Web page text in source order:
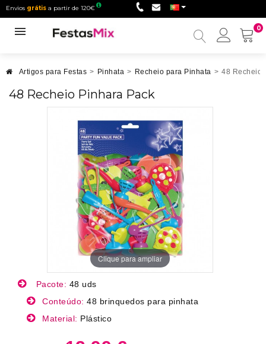
Envios grátis a partir de 120€
0
Minha
Artigos para Festas > Pinhata > Recheio para Pinhata > 48 Recheio
48 Recheio Pinhara Pack
Clique para ampliar
Pacote: 48 uds
Conteúdo: 48 brinquedos para pinhata
Material: Plástico